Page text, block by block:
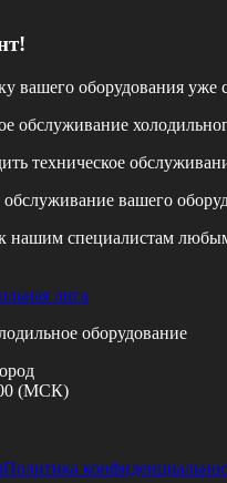
вашего оборудования уже
обслуживание
техническое
вашего
к нашим специалистам
лига
оборудование
(МСК)
Политика